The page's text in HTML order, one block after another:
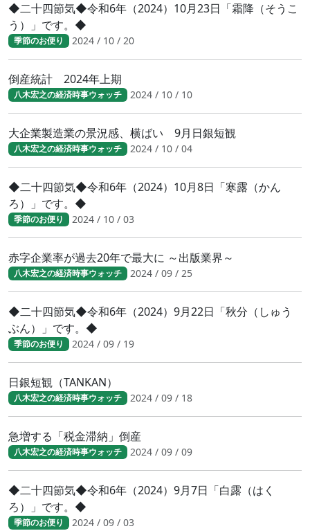
◆二十四節気◆令和6年（2024）10月23日「霜降（そうこ
う）」です。◆
季節のお便り 2024 / 10 / 20
倒産統計 2024年上期
八木宏之の経済時事ウォッチ 2024 / 10 / 10
大企業製造業の景況感、横ばい 9月日銀短観
八木宏之の経済時事ウォッチ 2024 / 10 / 04
◆二十四節気◆令和6年（2024）10月8日「寒露（かん
ろ）」です。◆
季節のお便り 2024 / 10 / 03
赤字企業率が過去20年で最大に ～出版業界～
八木宏之の経済時事ウォッチ 2024 / 09 / 25
◆二十四節気◆令和6年（2024）9月22日「秋分（しゅう
ぶん）」です。◆
季節のお便り 2024 / 09 / 19
日銀短観（TANKAN）
八木宏之の経済時事ウォッチ 2024 / 09 / 18
急増する「税金滞納」倒産
八木宏之の経済時事ウォッチ 2024 / 09 / 09
◆二十四節気◆令和6年（2024）9月7日「白露（はく
ろ）」です。◆
季節のお便り 2024 / 09 / 03